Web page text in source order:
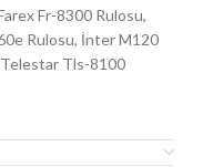
Fr-8300 Rulosu,
Rulosu, İnter M120
Telestar Tls-8100